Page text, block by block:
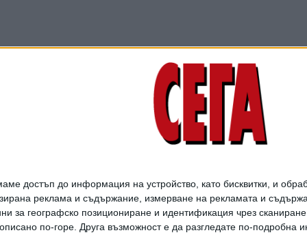
достъп до информация на устройство, като бисквитки, и
реклама и съдържание, измерване на рекламата и
за географско позициониране и идентификация чрез
по-горе. Друга възможност е да разгледате по-